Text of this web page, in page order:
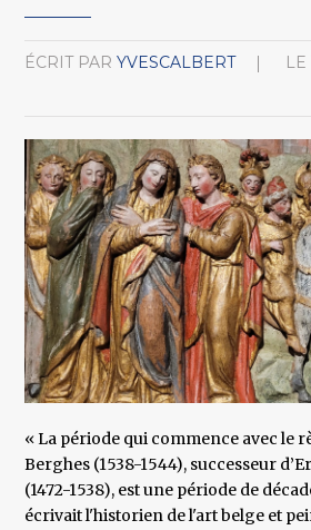
ÉCRIT PAR YVESCALBERT LE
« La période qui commence avec le
Berghes (1538-1544), successeur
(1472-1538), est une période de
écrivait l'historien de l'art belge et